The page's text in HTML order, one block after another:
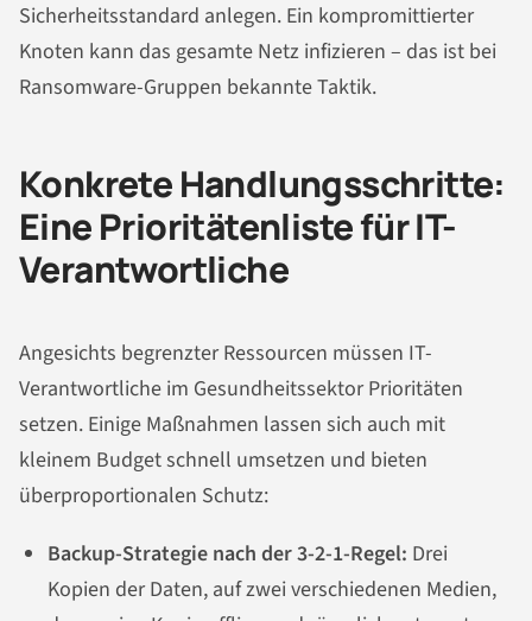
Sicherheitsstandard anlegen. Ein kompromittierter
Knoten kann das gesamte Netz infizieren – das ist bei
Ransomware-Gruppen bekannte Taktik.
Konkrete Handlungsschritte:
Eine Prioritätenliste für IT-
Verantwortliche
Angesichts begrenzter Ressourcen müssen IT-
Verantwortliche im Gesundheitssektor Prioritäten
setzen. Einige Maßnahmen lassen sich auch mit
kleinem Budget schnell umsetzen und bieten
überproportionalen Schutz:
Backup-Strategie nach der 3-2-1-Regel: Drei
Kopien der Daten, auf zwei verschiedenen Medien,